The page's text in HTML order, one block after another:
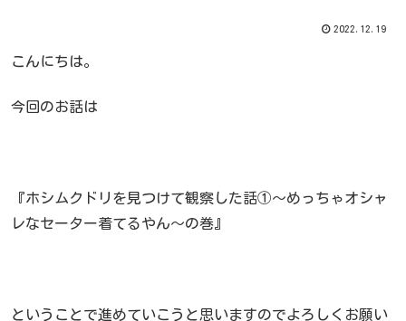
2022.12.19
こんにちは。
今回のお話は
『ホシムクドリを見つけて観察した話①～めっちゃオシャ
レなセーター着てるやん～の巻』
ということで進めていこうと思いますのでよろしくお願い